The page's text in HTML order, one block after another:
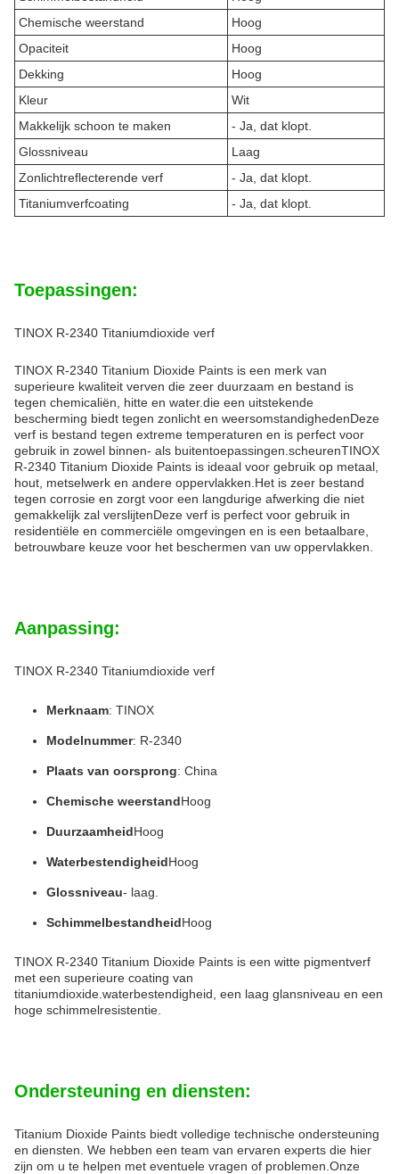
Chemische weerstand
Hoog
Opaciteit
Hoog
Dekking
Hoog
Kleur
Wit
Makkelijk schoon te maken
- Ja, dat klopt.
Glossniveau
Laag
Zonlichtreflecterende verf
- Ja, dat klopt.
Titaniumverfcoating
- Ja, dat klopt.
Toepassingen:
TINOX R-2340 Titaniumdioxide verf
TINOX R-2340 Titanium Dioxide Paints is een merk van
superieure kwaliteit verven die zeer duurzaam en bestand is
tegen chemicaliën, hitte en water.die een uitstekende
bescherming biedt tegen zonlicht en weersomstandighedenDeze
verf is bestand tegen extreme temperaturen en is perfect voor
gebruik in zowel binnen- als buitentoepassingen.scheurenTINOX
R-2340 Titanium Dioxide Paints is ideaal voor gebruik op metaal,
hout, metselwerk en andere oppervlakken.Het is zeer bestand
tegen corrosie en zorgt voor een langdurige afwerking die niet
gemakkelijk zal verslijtenDeze verf is perfect voor gebruik in
residentiële en commerciële omgevingen en is een betaalbare,
betrouwbare keuze voor het beschermen van uw oppervlakken.
Aanpassing:
TINOX R-2340 Titaniumdioxide verf
Merknaam: TINOX
Modelnummer: R-2340
Plaats van oorsprong: China
Chemische weerstandHoog
DuurzaamheidHoog
WaterbestendigheidHoog
Glossniveau- laag.
SchimmelbestandheidHoog
TINOX R-2340 Titanium Dioxide Paints is een witte pigmentverf
met een superieure coating van
titaniumdioxide.waterbestendigheid, een laag glansniveau en een
hoge schimmelresistentie.
Ondersteuning en diensten:
Titanium Dioxide Paints biedt volledige technische ondersteuning
en diensten. We hebben een team van ervaren experts die hier
zijn om u te helpen met eventuele vragen of problemen.Onze